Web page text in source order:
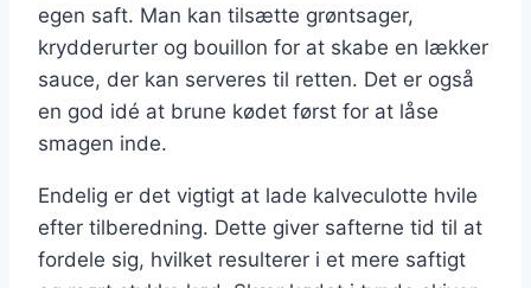
egen saft. Man kan tilsætte grøntsager,
krydderurter og bouillon for at skabe en lækker
sauce, der kan serveres til retten. Det er også
en god idé at brune kødet først for at låse
smagen inde.
Endelig er det vigtigt at lade kalveculotte hvile
efter tilberedning. Dette giver safterne tid til at
fordele sig, hvilket resulterer i et mere saftigt